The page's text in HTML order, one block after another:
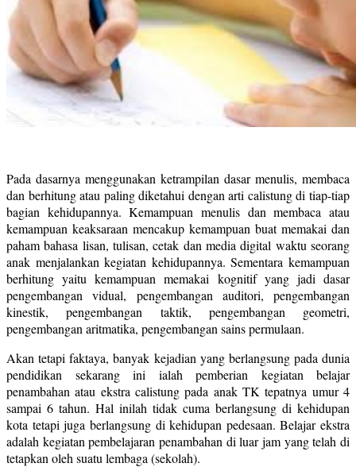
Pada dasarnya menggunakan ketrampilan dasar menulis, membaca
dan berhitung atau paling diketahui dengan arti calistung di tiap-tiap
bagian kehidupannya. Kemampuan menulis dan membaca atau
kemampuan keaksaraan mencakup kemampuan buat memakai dan
paham bahasa lisan, tulisan, cetak dan media digital waktu seorang
anak menjalankan kegiatan kehidupannya. Sementara kemampuan
berhitung yaitu kemampuan memakai kognitif yang jadi dasar
pengembangan vidual, pengembangan auditori, pengembangan
kinestik, pengembangan taktik, pengembangan geometri,
pengembangan aritmatika, pengembangan sains permulaan.
Akan tetapi faktaya, banyak kejadian yang berlangsung pada dunia
pendidikan sekarang ini ialah pemberian kegiatan belajar
penambahan atau ekstra calistung pada anak TK tepatnya umur 4
sampai 6 tahun. Hal inilah tidak cuma berlangsung di kehidupan
kota tetapi juga berlangsung di kehidupan pedesaan. Belajar ekstra
adalah kegiatan pembelajaran penambahan di luar jam yang telah di
tetapkan oleh suatu lembaga (sekolah).